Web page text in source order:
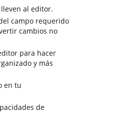
al editor.
campo requerido
cambios no
para hacer
y más
en tu
de